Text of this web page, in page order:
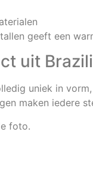
geeft een
uit
uniek in
maken iedere
foto.